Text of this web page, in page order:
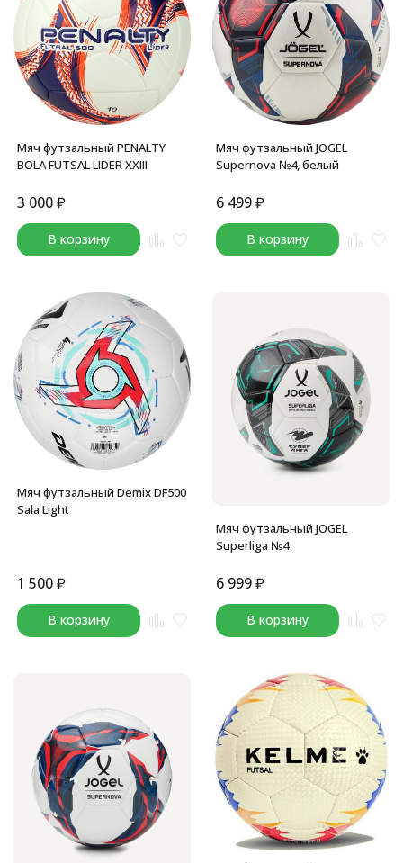
Мяч футзальный PENALTY
BOLA FUTSAL LIDER XXIII
3 000₽
В корзину
Мяч футзальный JOGEL
Supernova №4, белый
6 499₽
В корзину
Мяч футзальный Demix DF500
Sala Light
1 500₽
В корзину
Мяч футзальный JOGEL
Superliga №4
6 999₽
В корзину